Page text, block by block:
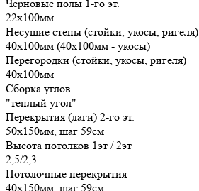
Черновые полы 1-го эт.
22х100мм
Несущие стены (стойки, укосы, ригеля)
40х100мм (40х100мм - укосы)
Перегородки (стойки, укосы, ригеля)
40х100мм
Сборка углов
"теплый угол"
Перекрытия (лаги) 2-го эт.
50х150мм, шаг 59см
Высота потолков 1эт / 2эт
2,5/2,3
Потолочные перекрытия
40х150мм, шаг 59см